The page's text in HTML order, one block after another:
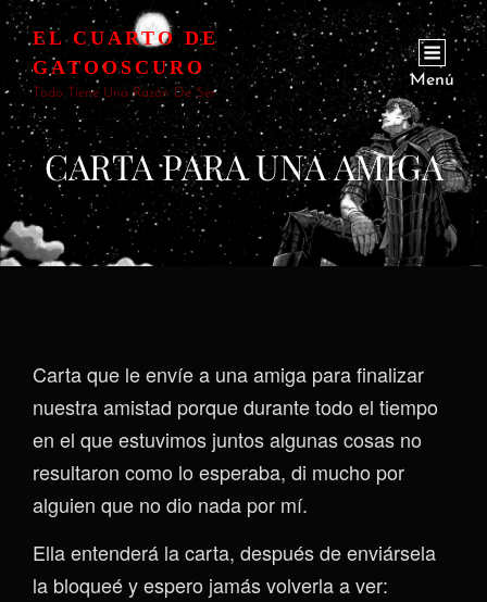
EL CUARTO DE
GATOOSCURO
Todo Tiene Una Razón De Ser
Menú
CARTA PARA UNA AMIGA
Carta que le envíe a una amiga para finalizar
nuestra amistad porque durante todo el tiempo
en el que estuvimos juntos algunas cosas no
resultaron como lo esperaba, di mucho por
alguien que no dio nada por mí.
Ella entenderá la carta, después de enviársela
la bloqueé y espero jamás volverla a ver: